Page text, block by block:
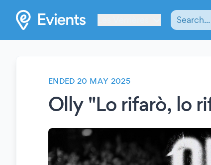
ENDED 20 MAY 2025
Olly "Lo rifarò, lo